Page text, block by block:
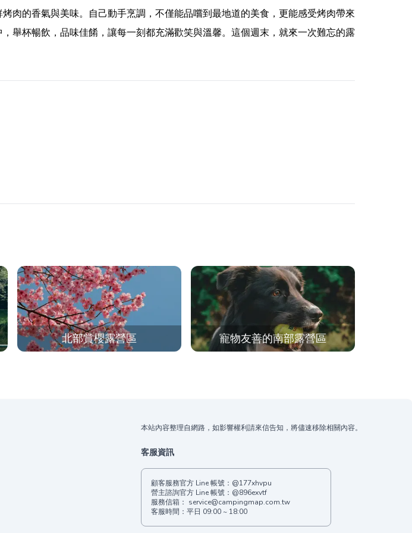
肉的香氣與美味。自己動手烹調，不僅能品嚐到最地道的美食，更能感受烤肉帶來
舉杯暢飲，品味佳餚，讓每一刻都充滿歡笑與溫馨。這個週末，就來一次難忘的露
北部賞櫻露營區 寵物友善的南部露營區
本站內容整理自網路，如影響權利請來信告知，將儘速移除相關內容。
客服資訊
顧客服務官方 Line 帳號： @177xhvpu
營主諮詢官方 Line 帳號： @896exvtf
服務信箱： service@campingmap.com.tw
客服時間：平日 09:00 ~ 18:00